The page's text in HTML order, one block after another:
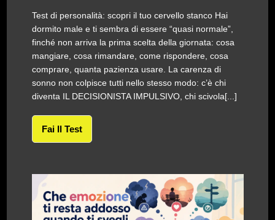
Test di personalità: scopri il tuo cervello stanco Hai
dormito male e ti sembra di essere “quasi normale”,
finché non arriva la prima scelta della giornata: cosa
mangiare, cosa rimandare, come rispondere, cosa
comprare, quanta pazienza usare. La carenza di
sonno non colpisce tutti nello stesso modo: c’è chi
diventa IL DECISIONISTA IMPULSIVO, chi scivola[...]
Fai Il Test